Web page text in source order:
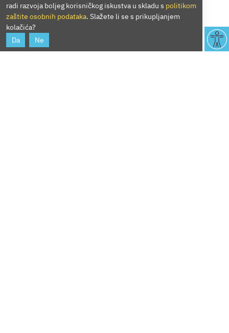
radi razvoja boljeg korisničkog iskustva u skladu s politikom
zaštite osobnih podataka. Slažete li se s prikupljanjem
kolačića?
Da
Ne